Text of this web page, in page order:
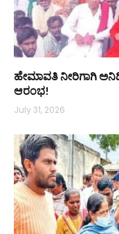
ಹೇಮಾವತಿ ನೀರಿಗಾಗಿ
ಆರಂಭ!
July 31, 2026